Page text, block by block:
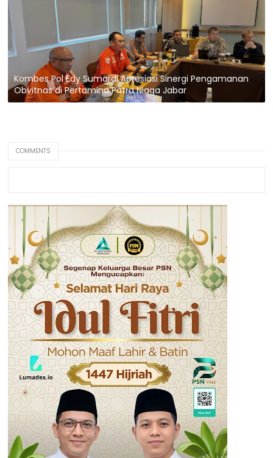
Kombes Pol Edy Sumardi Apresiasi Sinergi Pengamanan
Obvitnas di Pertamina Patra Niaga Jabar
COMMENTS